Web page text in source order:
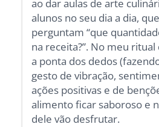
ao dar aulas de arte
alunos no seu dia a dia,
perguntam “que
na receita?”. No meu
a ponta dos dedos
gesto de vibração,
ações positivas e de
alimento ficar saboroso e
dele vão desfrutar.